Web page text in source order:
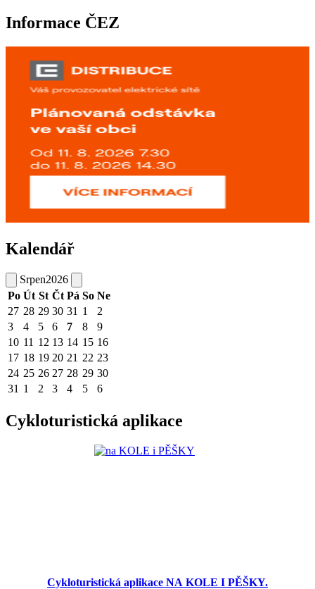
Informace ČEZ
Kalendář
Srpen2026
Po Út St Čt Pá So Ne
27 28 29 30 31 1
2
3
4 5 6 7 8
9
10 11 12 13 14 15 16
17 18 19 20 21 22 23
24 25 26 27 28 29 30
31 1 2 3 4 5 6
Cykloturistická aplikace
Cykloturistická aplikace NA KOLE I PĚŠKY.